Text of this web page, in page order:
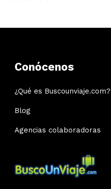
Conócenos
¿Qué es Buscounviaje.com?
Blog
Agencias colaboradoras